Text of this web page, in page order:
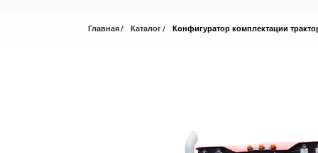
Главная Каталог Конфигуратор комплектации